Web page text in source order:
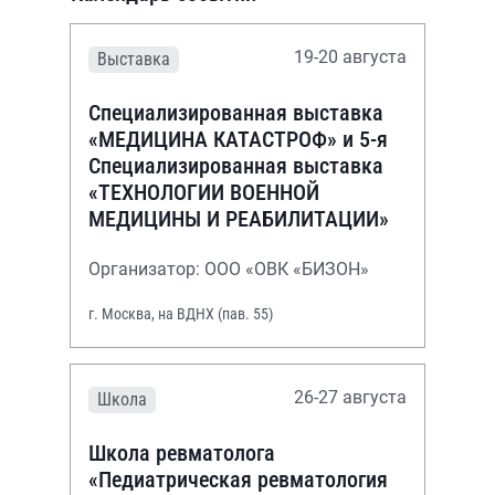
Выставка 19-20 августа
Специализированная выставка
«МЕДИЦИНА КАТАСТРОФ» и 5-я
Специализированная выставка
«ТЕХНОЛОГИИ ВОЕННОЙ
МЕДИЦИНЫ И РЕАБИЛИТАЦИИ»
Организатор: ООО «ОВК «БИЗОН»
г. Москва, на ВДНХ (пав. 55)
Школа 26-27 августа
Школа ревматолога
«Педиатрическая ревматология